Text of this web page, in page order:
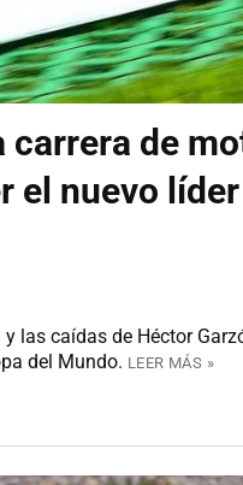
carrera de
el nuevo
las caídas de Héctor
del Mundo. LEER MÁS »